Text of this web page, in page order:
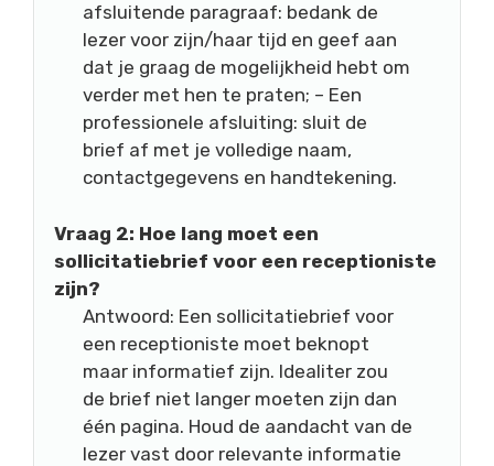
afsluitende paragraaf: bedank de
lezer voor zijn/haar tijd en geef aan
dat je graag de mogelijkheid hebt om
verder met hen te praten; – Een
professionele afsluiting: sluit de
brief af met je volledige naam,
contactgegevens en handtekening.
Vraag 2: Hoe lang moet een
sollicitatiebrief voor een receptioniste
zijn?
Antwoord: Een sollicitatiebrief voor
een receptioniste moet beknopt
maar informatief zijn. Idealiter zou
de brief niet langer moeten zijn dan
één pagina. Houd de aandacht van de
lezer vast door relevante informatie